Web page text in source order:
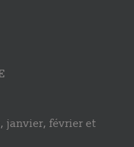
janvier, février et